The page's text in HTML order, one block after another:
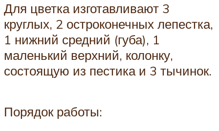
Для цветка изготавливают 3
круглых, 2 остроконечных лепестка,
1 нижний средний (губа), 1
маленький верхний, колонку,
состоящую из пестика и 3 тычинок.
Порядок работы: